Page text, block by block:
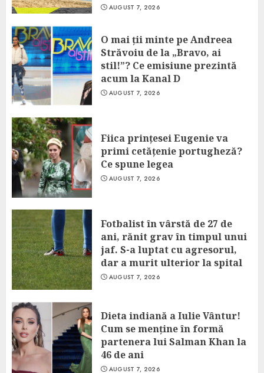
AUGUST 7, 2026
O mai ții minte pe Andreea
Străvoiu de la „Bravo, ai
stil!”? Ce emisiune prezintă
acum la Kanal D
AUGUST 7, 2026
Fiica prințesei Eugenie va
primi cetățenie portugheză?
Ce spune legea
AUGUST 7, 2026
Fotbalist în vârstă de 27 de
ani, rănit grav în timpul unui
jaf. S-a luptat cu agresorul,
dar a murit ulterior la spital
AUGUST 7, 2026
Dieta indiană a Iulie Vântur!
Cum se menține în formă
partenera lui Salman Khan la
46 de ani
AUGUST 7, 2026